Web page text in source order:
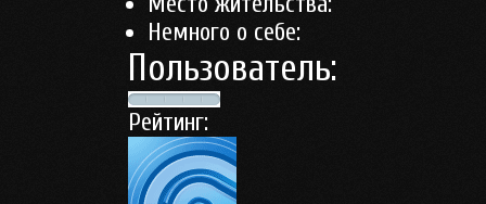
Немного о себе:
Пользователь:
Рейтинг: